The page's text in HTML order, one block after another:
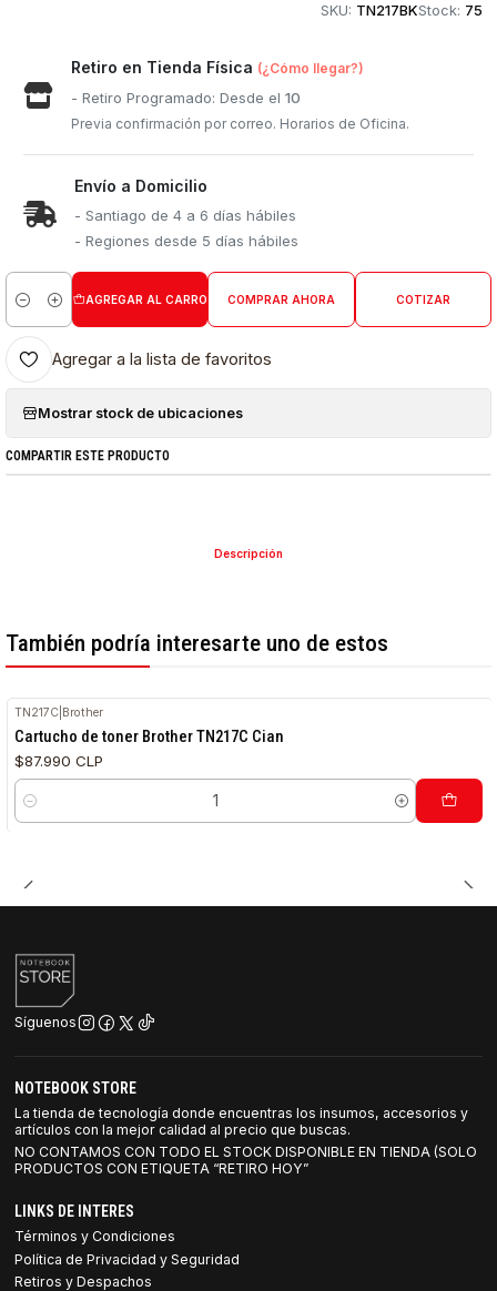
SKU: TN217BKStock: 75
Retiro en Tienda Física (¿Cómo llegar?)
- Retiro Programado: Desde el10
Previa confirmación por correo. Horarios de Oficina.
Envío a Domicilio
- Santiago de 4 a 6 días hábiles
- Regiones desde 5 días hábiles
Cantidad
AGREGAR AL CARRO COMPRAR AHORA COTIZAR
Agregar a la lista de favoritos
Mostrar stock de ubicaciones
COMPARTIR ESTE PRODUCTO
Descripción
También podría interesarte uno de estos
TN217C Brother
Cartucho de toner Brother TN217C Cian
$87.990 CLP
Cantidad
Síguenos
NOTEBOOK STORE
La tienda de tecnología donde encuentras los insumos, accesorios y
artículos con la mejor calidad al precio que buscas.
NO CONTAMOS CON TODO EL STOCK DISPONIBLE EN TIENDA (SOLO
PRODUCTOS CON ETIQUETA “RETIRO HOY”
LINKS DE INTERES
Términos y Condiciones
Política de Privacidad y Seguridad
Retiros y Despachos